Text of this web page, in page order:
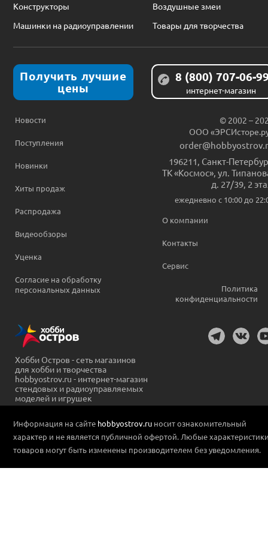
Конструкторы
Воздушные змеи
Машинки на радиоуправлении
Товары для творчества
Получить лучшие
цены
8 (800) 707-06-
интернет-магазин
Новости
Поступления
Новинки
Хиты продаж
Распродажа
Видеообзоры
Уценка
Согласие на обработку
персональных данных
© 2002 –
ООО
196211, Санкт-
ТК «Космос», ул.
д. 27/39, 2
ежедневно c 10:00 до
О компании
Контакты
Сервис
Политика
конфиденциальности
Хобби Остров - сеть магазинов
для хобби и творчества
hobbyostrov.ru - интернет-магазин
стендовых и радиоуправляемых
моделей и игрушек
Информация на сайте hobbyostrov.ru носит ознакомительный
характер и не является публичной офертой. Любые
товаров могут быть изменены производителем без уведомления.